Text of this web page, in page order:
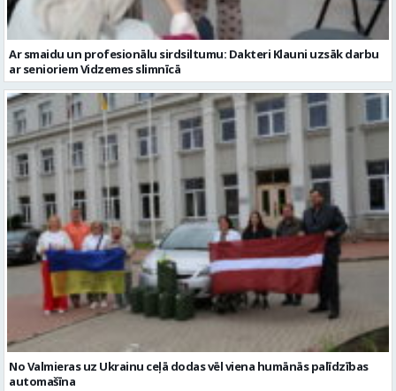
No Valmieras uz Ukrainu ceļā dodas vēl viena humānās palīdzības
automašīna